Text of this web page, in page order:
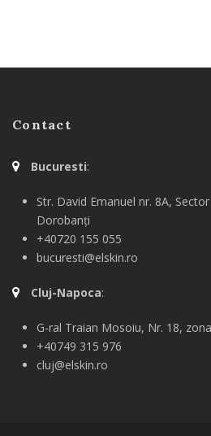
Contact
Bucuresti:
Str. David Emanuel nr. 8A,
Dorobanți
+40720 155 055
bucuresti@elskin.ro
Cluj-Napoca:
G-ral Traian Mosoiu, Nr. 18,
+40749 315 976
cluj@elskin.ro